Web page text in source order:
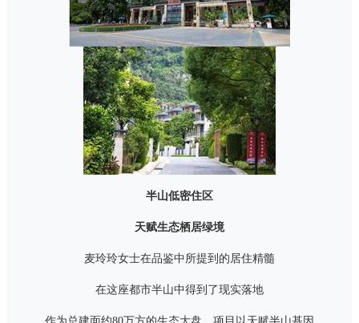
半山低密住区
天赋生态栖居绿境
麦玲玲女士在品鉴中所提到的居住精髓
在这座都市半山中得到了现实落地